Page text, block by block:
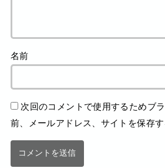
名前
次回のコメントで使用するためブ
前、メールアドレス、サイトを保存す